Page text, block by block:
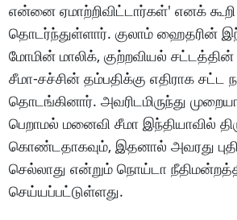
என்னை ஏமாற்றிவிட்டார்கள்' எனக்
தொடர்ந்துள்ளார். குலாம் ஹைதரின்
மோமின் மாலிக், குற்றவியல் சட்டத்தின்
சீமா-சச்சின் தம்பதிக்கு எதிராக
தொடங்கினார். அவரிடமிருந்து
பெறாமல் மனைவி சீமா இந்தியாவில்
கொண்டதாகவும், இதனால் அவரது
செல்லாது என்றும் நொய்டா
செய்யப்பட்டுள்ளது.